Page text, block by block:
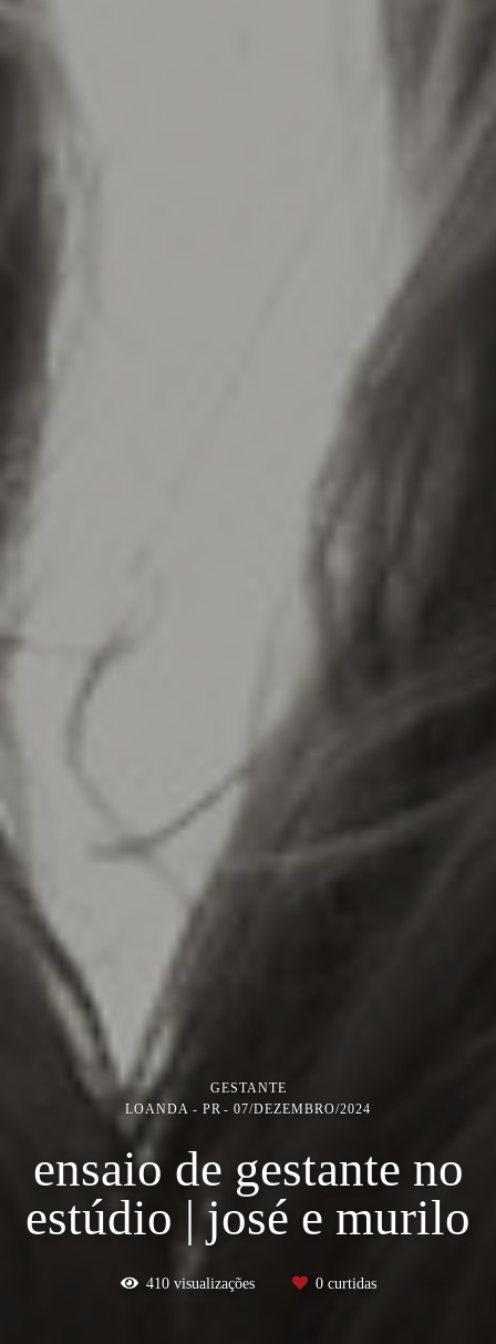
GESTANTE
LOANDA - PR
07/DEZEMBRO/2024
ensaio de gestante no
estúdio | josé e murilo
410visualizações 0curtidas